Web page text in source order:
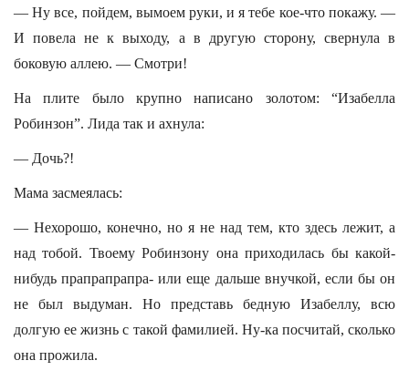
— Ну все, пойдем, вымоем руки, и я тебе кое-что покажу. —
И повела не к выходу, а в другую сторону, свернула в
боковую аллею. — Смотри!
На плите было крупно написано золотом: “Изабелла
Робинзон”. Лида так и ахнула:
— Дочь?!
Мама засмеялась:
— Нехорошо, конечно, но я не над тем, кто здесь лежит, а
над тобой. Твоему Робинзону она приходилась бы какой-
нибудь прапрапрапра- или еще дальше внучкой, если бы он
не был выдуман. Но представь бедную Изабеллу, всю
долгую ее жизнь с такой фамилией. Ну-ка посчитай, сколько
она прожила.